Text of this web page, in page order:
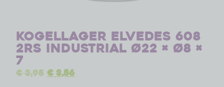
Kogellager Elvedes 608
2RS industrial ø22 × ø8 ×
7
€3,95 €3,56